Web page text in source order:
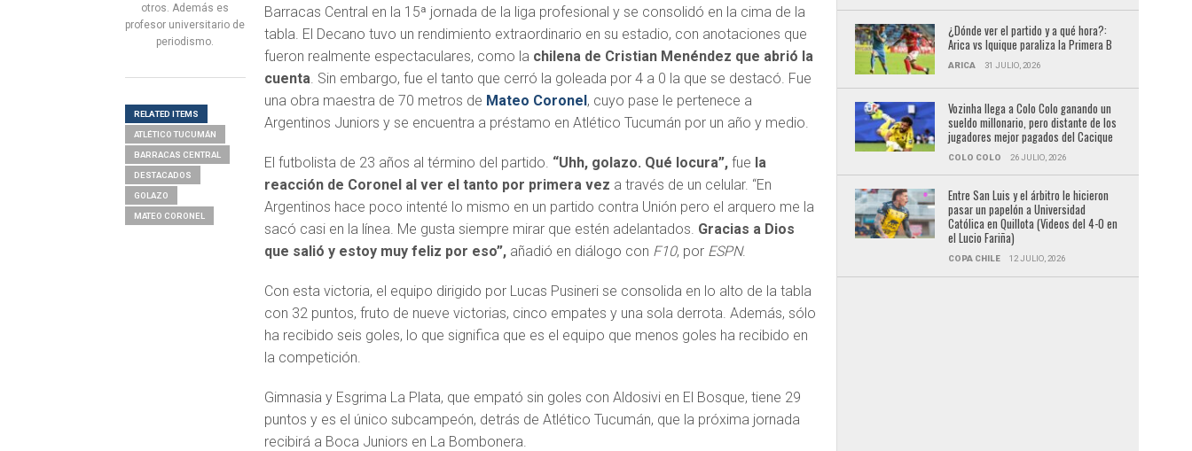
Barracas Central en la 15ª jornada de la liga profesional y se consolidó en la cima de la
tabla. El Decano tuvo un rendimiento extraordinario en su estadio, con anotaciones que
fueron realmente espectaculares, como la chilena de Cristian Menéndez que abrió la
cuenta. Sin embargo, fue el tanto que cerró la goleada por 4 a 0 la que se destacó. Fue
una obra maestra de 70 metros de Mateo Coronel , cuyo pase le pertenece a
Argentinos Juniors y se encuentra a préstamo en Atlético Tucumán por un año y medio.
El futbolista de 23 años al término del partido. “Uhh, golazo. Qué locura”,fue la
reacción de Coronel al ver el tanto por primera vez a través de un celular. “En
Argentinos hace poco intenté lo mismo en un partido contra Unión pero el arquero me la
sacó casi en la línea. Me gusta siempre mirar que estén adelantados. Gracias a Dios
que salió y estoy muy feliz por eso”, añadió en diálogo con F10, por ESPN.
Con esta victoria, el equipo dirigido por Lucas Pusineri se consolida en lo alto de la tabla
con 32 puntos, fruto de nueve victorias, cinco empates y una sola derrota. Además, sólo
ha recibido seis goles, lo que significa que es el equipo que menos goles ha recibido en
la competición.
Gimnasia y Esgrima La Plata, que empató sin goles con Aldosivi en El Bosque, tiene 29
puntos y es el único subcampeón, detrás de Atlético Tucumán, que la próxima jornada
recibirá a Boca Juniors en La Bombonera.
otros. Además es
profesor universitario de
periodismo.
RELATED ITEMS
ATLÉTICO TUCUMÁN
BARRACAS CENTRAL
DESTACADOS
GOLAZO
MATEO CORONEL
¿Dónde ver el partido y a qué hora?:
Arica vs Iquique paraliza la Primera B
ARICA 31 JULIO, 2026
Vozinha llega a Colo Colo ganando un
sueldo millonario, pero distante de los
jugadores mejor pagados del Cacique
COLO COLO 26 JULIO, 2026
Entre San Luis y el árbitro le hicieron
pasar un papelón a Universidad
Católica en Quillota (Videos del 4-0 en
el Lucio Fariña)
COPA CHILE 12 JULIO, 2026